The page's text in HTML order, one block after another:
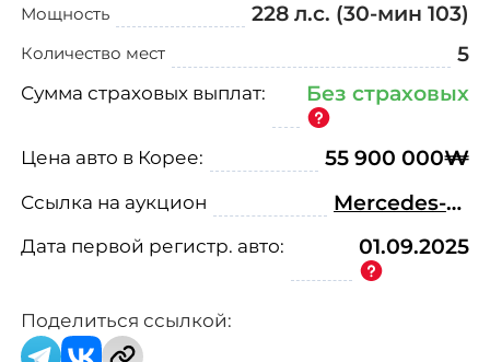
Заказать звонок
(офис: г. Видное, ул. Донбасская д. 2
стр.1)
Мощность 228 л.с. (30-мин 103)
Количество мест 5
Сумма страховых выплат: Без страховых
Цена авто в Корее: 55 900 000₩
Ссылка на аукцион Mercedes-Benz EQB X243 EQB300 4MATIC Progressive
Дата первой регистр. авто: 01.09.2025
Поделиться ссылкой: